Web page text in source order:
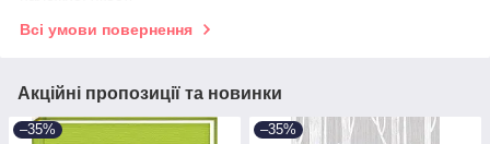
Всі умови повернення
Акційні пропозиції та новинки
–35% –35%